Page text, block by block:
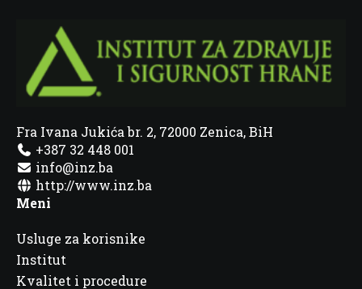
Fra Ivana Jukića br. 2, 72000 Zenica, BiH
+387 32 448 001
info@inz.ba
http://www.inz.ba
Meni
Usluge za korisnike
Institut
Kvalitet i procedure